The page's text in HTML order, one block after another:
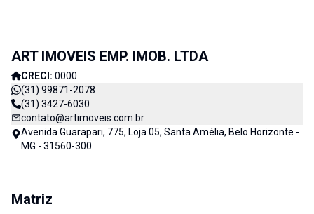
ART IMOVEIS EMP. IMOB. LTDA
CRECI: 0000
(31) 99871-2078
(31) 3427-6030
contato@artimoveis.com.br
Avenida Guarapari, 775, Loja 05, Santa Amélia, Belo Horizonte -
MG - 31560-300
Matriz